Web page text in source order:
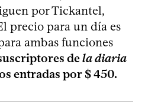
por Tickantel,
precio para un día es
ambas funciones
dela diaria
entradas por $ 450.